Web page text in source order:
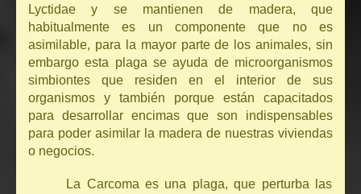
Lyctidae y se mantienen de madera, que
habitualmente es un componente que no es
asimilable, para la mayor parte de los animales, sin
embargo esta plaga se ayuda de microorganismos
simbiontes que residen en el interior de sus
organismos y también porque están capacitados
para desarrollar encimas que son indispensables
para poder asimilar la madera de nuestras viviendas
o negocios.
La Carcoma es una plaga, que perturba las